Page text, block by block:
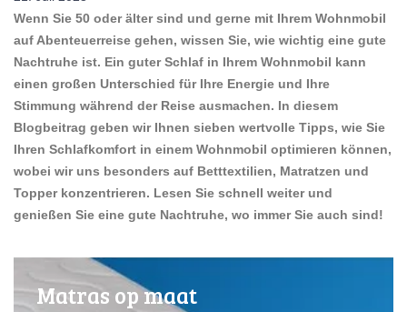
Wenn Sie 50 oder älter sind und gerne mit Ihrem Wohnmobil
auf Abenteuerreise gehen, wissen Sie, wie wichtig eine gute
Nachtruhe ist. Ein guter Schlaf in Ihrem Wohnmobil kann
einen großen Unterschied für Ihre Energie und Ihre
Stimmung während der Reise ausmachen. In diesem
Blogbeitrag geben wir Ihnen sieben wertvolle Tipps, wie Sie
Ihren Schlafkomfort in einem Wohnmobil optimieren können,
wobei wir uns besonders auf Betttextilien, Matratzen und
Topper konzentrieren. Lesen Sie schnell weiter und
genießen Sie eine gute Nachtruhe, wo immer Sie auch sind!
Matras op maat